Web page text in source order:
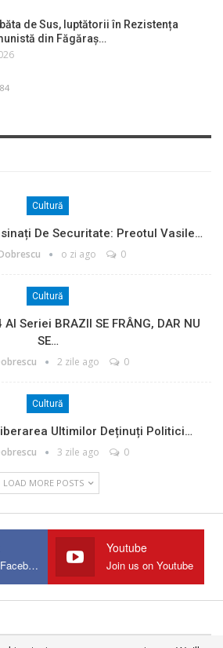
de Sus, luptătorii în Rezistența
din Făgăraș…
Cultură
De Securitate: Preotul Vasile…
o zi ago 0
Cultură
Seriei BRAZII SE FRÂNG, DAR NU
SE…
2 zile ago 0
Cultură
Ultimilor Deținuți Politici…
3 zile ago 0
LOAD MORE POSTS
Join us on Facebook
Youtube
Join us on Youtube